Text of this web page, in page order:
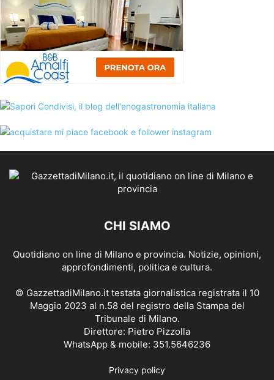
CHI SIAMO
Quotidiano on line di Milano e provincia. Notizie, opinioni,
approfondimenti, politica e cultura.
© GazzettadiMilano.it testata giornalistica registrata il 10
Maggio 2023 al n.58 del registro della Stampa del
Tribunale di Milano.
Direttore: Pietro Pizzolla
WhatsApp & mobile: 351.5646236
Privacy policy